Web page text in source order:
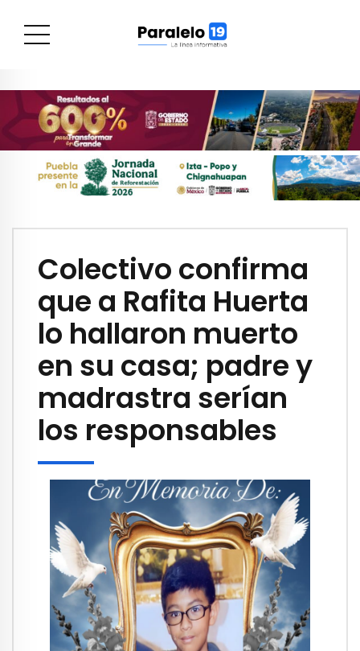
Colectivo confirma
que a Rafita Huerta
lo hallaron muerto
en su casa; padre y
madrastra serían
los responsables